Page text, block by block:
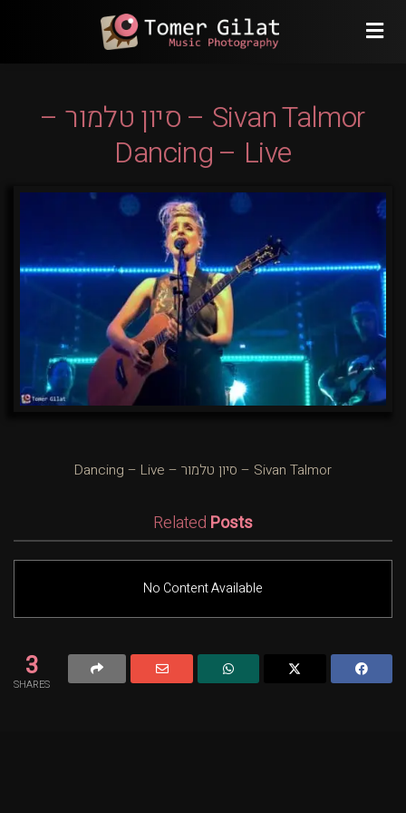
Sivan Talmor – סיון טלמור –
Dancing – Live
Sivan Talmor – סיון טלמור – Dancing – Live
Related Posts
No Content Available
3
SHARES